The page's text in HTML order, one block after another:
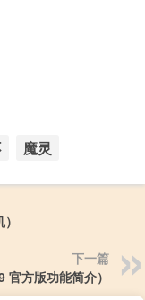
魔灵
下一篇
方版功能简介）